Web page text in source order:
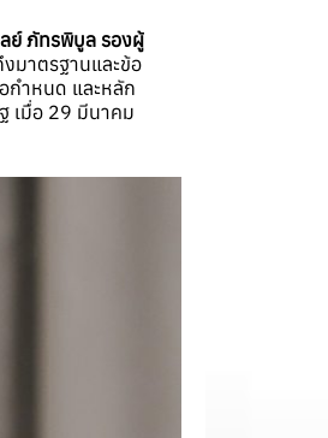
ย์ ภัทรพิบูล รองผู้
มาตรฐานและข้อ
กำหนด และหลัก
เมื่อ 29 มีนาคม